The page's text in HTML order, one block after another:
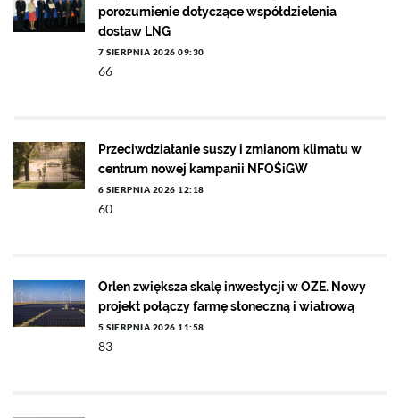
porozumienie dotyczące współdzielenia
dostaw LNG
7 SIERPNIA 2026 09:30
66
Przeciwdziałanie suszy i zmianom klimatu w
centrum nowej kampanii NFOŚiGW
6 SIERPNIA 2026 12:18
60
Orlen zwiększa skalę inwestycji w OZE. Nowy
projekt połączy farmę słoneczną i wiatrową
5 SIERPNIA 2026 11:58
83